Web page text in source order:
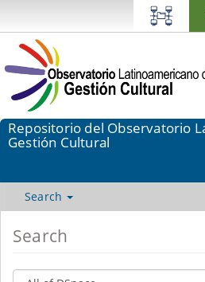
Repositorio del Observatorio
Gestión Cultural
Search
Search